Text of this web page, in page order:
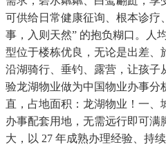
可供给日常健康征询、根本诊疗
事，入则天然” 的抱负糊口。人
型位于楼栋优良，无论是出差、
沿湖骑行、垂钓、露营，让孩子
验龙湖物业做为中国物业办事分
直，占地面积：龙湖物业！一、
办事配套用地，无需远行即可满
大，以 27 年成熟办理经验、持